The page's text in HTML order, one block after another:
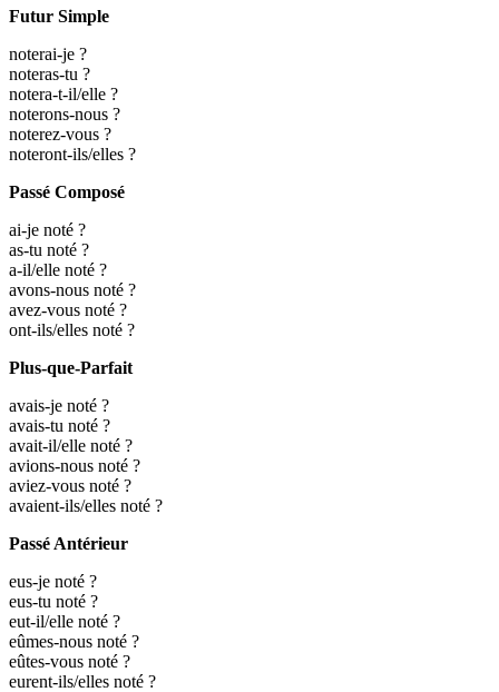
Futur Simple
noterai-je ?
noteras-tu ?
notera-t-il/elle ?
noterons-nous ?
noterez-vous ?
noteront-ils/elles ?
Passé Composé
ai-je noté ?
as-tu noté ?
a-il/elle noté ?
avons-nous noté ?
avez-vous noté ?
ont-ils/elles noté ?
Plus-que-Parfait
avais-je noté ?
avais-tu noté ?
avait-il/elle noté ?
avions-nous noté ?
aviez-vous noté ?
avaient-ils/elles noté ?
Passé Antérieur
eus-je noté ?
eus-tu noté ?
eut-il/elle noté ?
eûmes-nous noté ?
eûtes-vous noté ?
eurent-ils/elles noté ?